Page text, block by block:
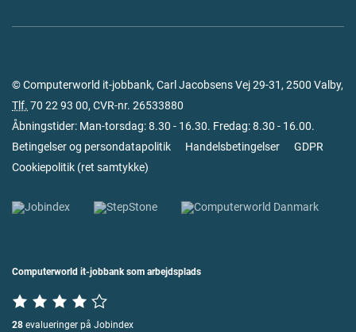
© Computerworld it-jobbank, Carl Jacobsens Vej 29-31, 2500 Valby,
Tlf. 70 22 93 00, CVR-nr. 26533880
Åbningstider: Man-torsdag: 8.30 - 16.30. Fredag: 8.30 - 16.00.
Betingelser og persondatapolitik
Handelsbetingelser
GDPR
Cookiepolitik (ret samtykke)
Computerworld it-jobbank som arbejdsplads
28 evalueringer på Jobindex